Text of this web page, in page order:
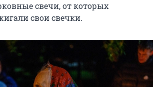
свечи, от которых
свои свечки.